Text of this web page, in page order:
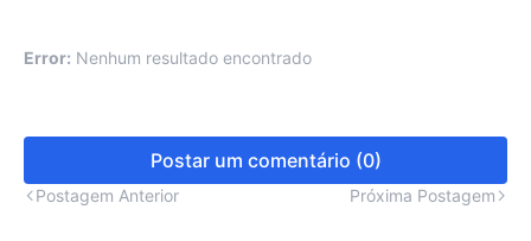
Error: Nenhum resultado encontrado
Postar um comentário (0)
Postagem Anterior Próxima Postagem